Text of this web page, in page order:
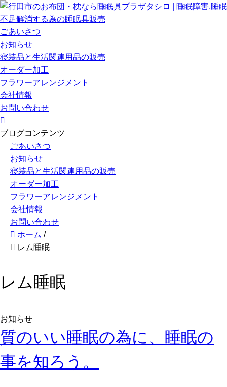
ごあいさつ
お知らせ
寝装品と生活関連用品の販売
オーダー加工
フラワーアレンジメント
会社情報
お問い合わせ
ブログコンテンツ
ごあいさつ
お知らせ
寝装品と生活関連用品の販売
オーダー加工
フラワーアレンジメント
会社情報
お問い合わせ
ホーム /
レム睡眠
レム睡眠
お知らせ
質のいい睡眠の為に、睡眠の
事を知ろう。